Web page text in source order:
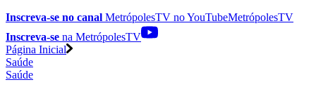
Inscreva-se no canal MetrópolesTV noYouTubeMetrópolesTV
Inscreva-se na MetrópolesTV
Página Inicial
Saúde
Saúde